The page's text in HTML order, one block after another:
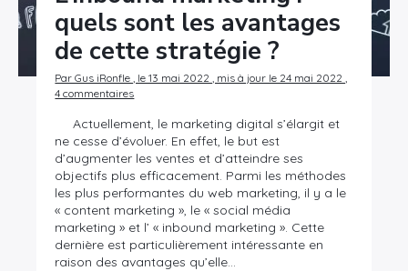
quels sont les avantages
de cette stratégie ?
Par Gus iRonfle , le 13 mai 2022 , mis à jour le 24 mai 2022 ,
4 commentaires
Actuellement, le marketing digital s’élargit et
ne cesse d’évoluer. En effet, le but est
d’augmenter les ventes et d’atteindre ses
objectifs plus efficacement. Parmi les méthodes
les plus performantes du web marketing, il y a le
« content marketing », le « social média
marketing » et l’ « inbound marketing ». Cette
dernière est particulièrement intéressante en
raison des avantages qu’elle…